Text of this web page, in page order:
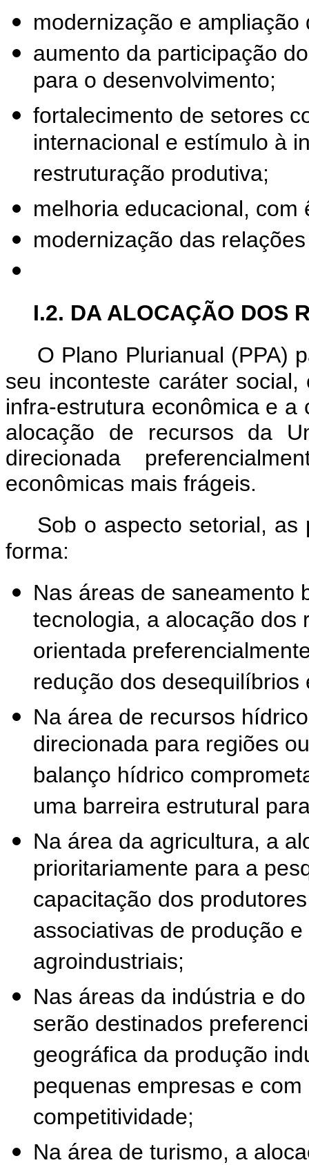
modernização e
aumento da participação
para o desenvolvimento;
fortalecimento de setores
internacional e estímulo à
restruturação produtiva;
melhoria educacional,
modernização das
I.2. DA ALOCAÇÃO DOS
O Plano Plurianual (PPA)
seu inconteste caráter
infra-estrutura econômica e a
alocação de recursos da
direcionada
econômicas mais frágeis.
Sob o aspecto setorial,
forma:
Nas áreas de saneamento
tecnologia, a alocação dos
orientada
redução dos desequilíbrios
Na área de recursos
direcionada para regiões
balanço hídrico
uma barreira estrutural
Na área da agricultura, a
prioritariamente para a
capacitação dos
associativas de produção
agroindustriais;
Nas áreas da indústria e
serão destinados
geográfica da produção
pequenas empresas e
competitividade;
Na área de turismo, a